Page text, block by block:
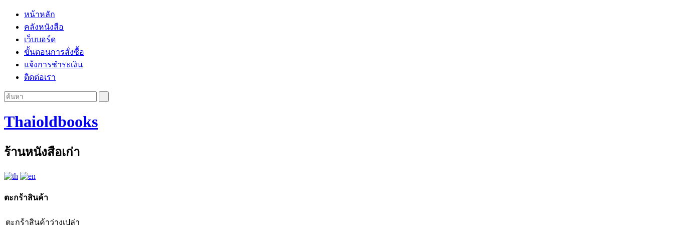
หน้าหลัก
คลังหนังสือ
เว็บบอร์ด
ขั้นตอนการสั่งซื้อ
แจ้งการชำระเงิน
ติดต่อเรา
Thaioldbooks
ร้านหนังสือเก่า
ตะกร้าสินค้า
ตะกร้าสินค้าว่างเปล่า